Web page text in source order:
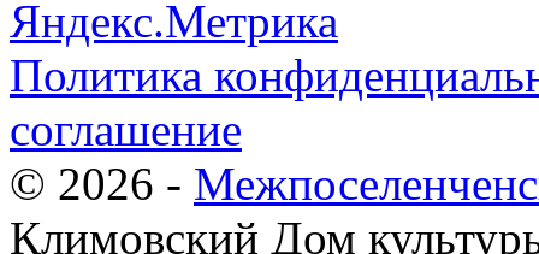
Политика
соглашение
© 2026 -
Климовский Дом